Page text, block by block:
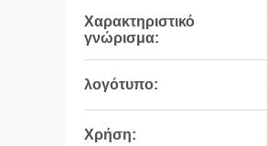
Χαρακτηριστικό
γνώρισμα:
λογότυπο:
Χρήση: